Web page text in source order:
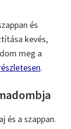
és
kevés,
meg a
.
és a szappan.